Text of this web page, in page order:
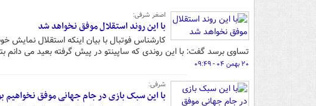
اصغر شرفی:
با این روند استقلال موفق نخواهد شد
تساوی برسد گفت: با این روندی که ساپینتو در پیش گرفته بعید می دانم
۲۰ بهمن ۰۴ - ۰۹:۴۹
شرفی:
با این سبک بازی در جام جهانی موفق نخواهیم